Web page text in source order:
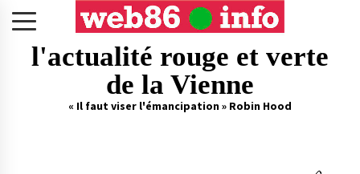
l'actualité rouge et verte
de la Vienne
« Il faut viser l'émancipation » Robin Hood